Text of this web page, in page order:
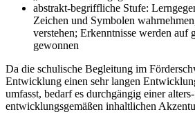
abstrakt-begriffliche Stufe:
Zeichen und Symbolen
verstehen; Erkenntnisse werden auf
gewonnen
Da die schulische Begleitung im
Entwicklung einen sehr langen
umfasst, bedarf es durchgängig einer
entwicklungsgemäßen inhaltlichen